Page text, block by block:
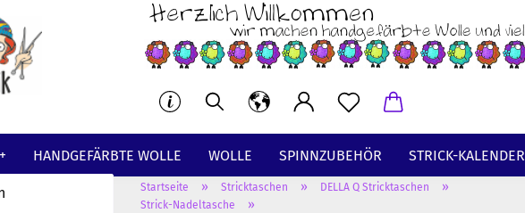
HANDGEFÄRBTE WOLLE WOLLE SPINNZUBEHÖR STRICK-KALENDER
WOLLE UNGEFÄRBT
Startseite » Stricktaschen » DELLA Q Stricktaschen »
Strick-Nadeltasche »